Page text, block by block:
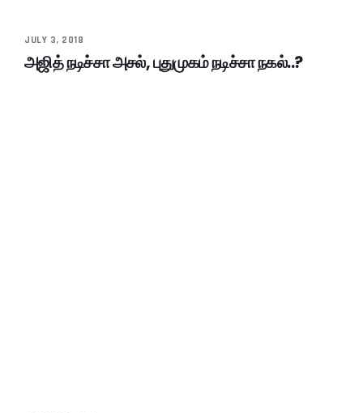
JULY 3, 2018
அஜித் நடிச்சா அசல், புதுமுகம் நடிச்சா நகல்..?